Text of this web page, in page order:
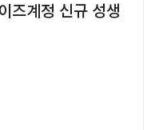
즈계정 신규 성생